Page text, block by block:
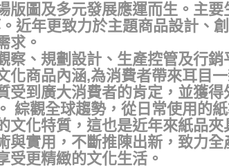
圖及多元發展應運而生。主
近年更致力於主題商品設計、
求。
、規劃設計、生產控管及行
商品內涵,為消費者帶來耳目
到廣大消費者的肯定，並獲
綜觀全球趨勢，從日常使用的
化特質，這也是近年來紙品
實用，不斷推陳出新，致力
受更精緻的文化生活。